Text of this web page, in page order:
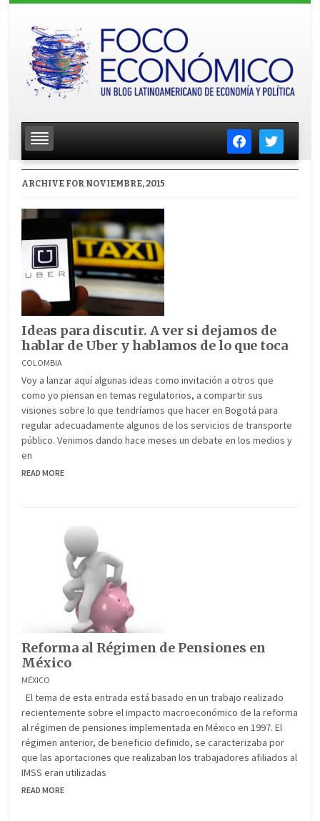
facebooktwitter
ARCHIVE FOR NOVIEMBRE, 2015
Ideas para discutir. A ver si dejamos de
hablar de Uber y hablamos de lo que toca
COLOMBIA
Voy a lanzar aquí algunas ideas como invitación a otros que
como yo piensan en temas regulatorios, a compartir sus
visiones sobre lo que tendríamos que hacer en Bogotá para
regular adecuadamente algunos de los servicios de transporte
público. Venimos dando hace meses un debate en los medios y
en
READ MORE
Reforma al Régimen de Pensiones en
México
MÉXICO
El tema de esta entrada está basado en un trabajo realizado
recientemente sobre el impacto macroeconómico de la reforma
al régimen de pensiones implementada en México en 1997. El
régimen anterior, de beneficio definido, se caracterizaba por
que las aportaciones que realizaban los trabajadores afiliados al
IMSS eran utilizadas
READ MORE